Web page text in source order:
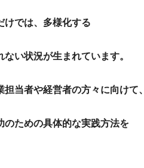
けでは、多様化する
い状況が生まれています。
当者や経営者の方々に向けて、
のための具体的な実践方法を